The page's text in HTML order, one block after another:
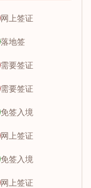
网上签证
落地签
需要签证
需要签证
免签入境
网上签证
免签入境
网上签证